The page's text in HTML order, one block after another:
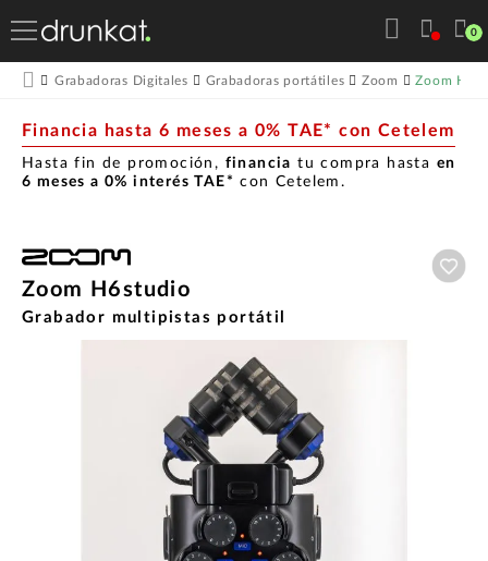
0
Grabadoras Digitales Grabadoras portátiles Zoom Zoom
Financia hasta 6 meses a 0% TAE* con Cetelem
Hasta fin de promoción, financia tu compra hasta en
6 meses a 0% interés TAE* con Cetelem.
Zoom H6studio
Grabador multipistas portátil